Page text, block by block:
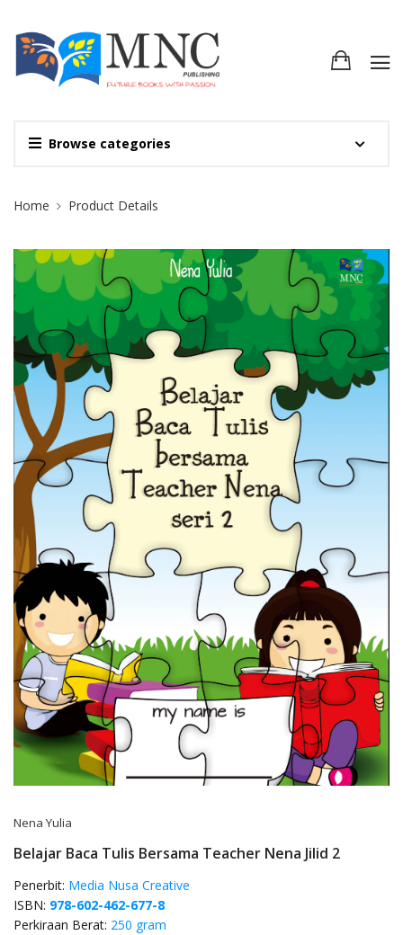
Browse categories
Site Breadcrumb
Home Product Details
Nena Yulia
Belajar Baca Tulis Bersama Teacher Nena Jilid 2
Penerbit: Media Nusa Creative
ISBN: 978-602-462-677-8
Perkiraan Berat: 250 gram